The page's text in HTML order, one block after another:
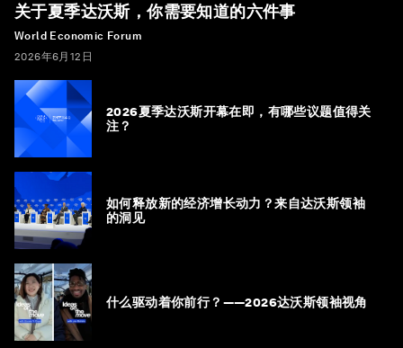
关于夏季达沃斯，你需要知道的六件事
World Economic Forum
2026年6月12日
2026夏季达沃斯开幕在即，有哪些议题值得关
注？
如何释放新的经济增长动力？来自达沃斯领袖
的洞见
什么驱动着你前行？——2026达沃斯领袖视角